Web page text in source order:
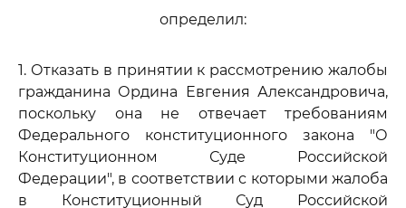
определил:
1. Отказать в принятии к рассмотрению жалобы
гражданина Ордина Евгения Александровича,
поскольку она не отвечает требованиям
Федерального конституционного закона "О
Конституционном Суде Российской
Федерации", в соответствии с которыми жалоба
в Конституционный Суд Российской